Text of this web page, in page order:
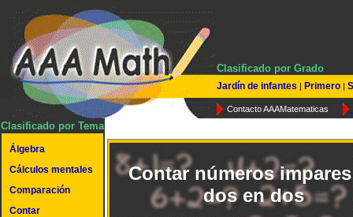
Clasificado por Grado
Jardín de infantes | Primero |
Contacto AAAMatematicas
Clasificado por Tema
Álgebra
Cálculos mentales
Comparación
Contar
Contar números
dos en dos